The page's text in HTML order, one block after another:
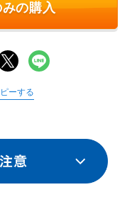
の購入
ーする